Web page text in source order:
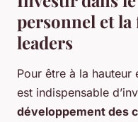
personnel et
leaders
Pour être à la hauteur
est indispensable
développement des